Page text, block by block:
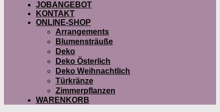
JOBANGEBOT
KONTAKT
ONLINE-SHOP
Arrangements
Blumensträuße
Deko
Deko Österlich
Deko Weihnachtlich
Türkränze
Zimmerpflanzen
WARENKORB